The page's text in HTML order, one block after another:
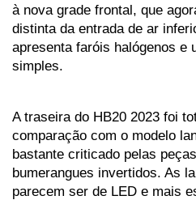
à nova grade frontal, que
distinta da entrada de ar
apresenta faróis halógenos e
simples.
A traseira do HB20 2023 foi
comparação com o modelo
bastante criticado pelas
bumerangues invertidos. As
parecem ser de LED e mais